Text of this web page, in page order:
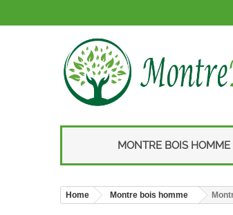
MONTRE BOIS HOMME
Home Montre bois homme